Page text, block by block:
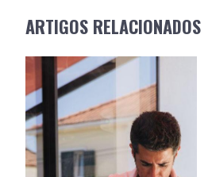
NAVIGATION
ARTIGOS RELACIONADOS